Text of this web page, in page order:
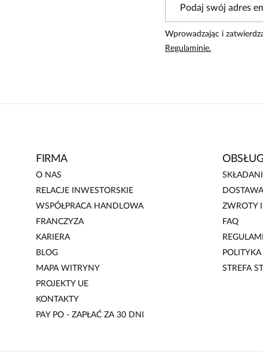
Wprowadzając i
Regulaminie.
FIRMA
O NAS
RELACJE INWESTORSKIE
WSPÓŁPRACA HANDLOWA
FRANCZYZA
KARIERA
BLOG
MAPA WITRYNY
PROJEKTY UE
KONTAKTY
PAY PO - ZAPŁAĆ ZA 30 DNI
ZWROTY
FAQ
STREFA